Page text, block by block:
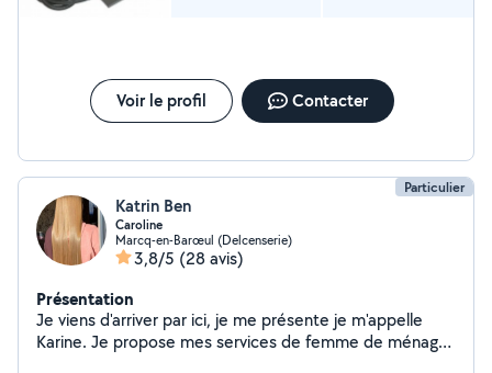
Voir le profil Contacter
Particulier
Katrin Ben
Caroline
Marcq-en-Barœul (Delcenserie)
3,8/5 (28 avis)
Présentation
Je viens d'arriver par ici, je me présente je m'appelle
Karine. Je propose mes services de femme de ménage